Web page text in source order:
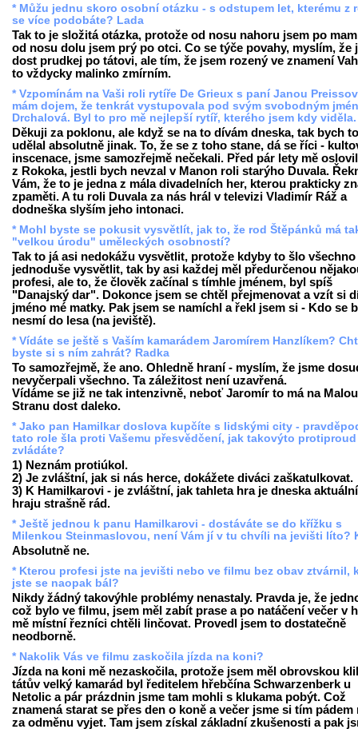
* Můžu jednu skoro osobní otázku - s odstupem let, kterému z
se více podobáte? Lada
Tak to je složitá otázka, protože od nosu nahoru jsem po
od nosu dolu jsem prý po otci. Co se týče povahy, myslím, že
dost prudkej po tátovi, ale tím, že jsem rozený ve znamení
to vždycky malinko zmírním.
* Vzpomínám na Vaši roli rytíře De Grieux s paní Janou
mám dojem, že tenkrát vystupovala pod svým svobodným
Drchalová. Byl to pro mě nejlepší rytíř, kterého jsem kdy viděla.
Děkuji za poklonu, ale když se na to dívám dneska, tak bych to
udělal absolutně jinak. To, že se z toho stane, dá se říci -
inscenace, jsme samozřejmě nečekali. Před pár lety mě
z Rokoka, jestli bych nevzal v Manon roli starýho Duvala.
Vám, že to je jedna z mála divadelních her, kterou prakticky
zpaměti. A tu roli Duvala za nás hrál v televizi Vladimír Ráž a
dodneška slyším jeho intonaci.
* Mohl byste se pokusit vysvětlít, jak to, že rod Štěpánků má
"velkou úrodu" uměleckých osobností?
Tak to já asi nedokážu vysvětlit, protože kdyby to šlo všechno
jednoduše vysvětlit, tak by asi každej měl předurčenou
profesi, ale to, že člověk začínal s tímhle jménem, byl spíš
"Danajský dar". Dokonce jsem se chtěl přejmenovat a vzít si
jméno mé matky. Pak jsem se namíchl a řekl jsem si - Kdo se
nesmí do lesa (na jeviště).
* Vídáte se ještě s Vaším kamarádem Jaromírem Hanzlíkem?
byste si s ním zahrát? Radka
To samozřejmě, že ano. Ohledně hraní - myslím, že jsme
nevyčerpali všechno. Ta záležitost není uzavřená.
Vídáme se již ne tak intenzivně, neboť Jaromír to má na Malou
Stranu dost daleko.
* Jako pan Hamilkar doslova kupčíte s lidskými city -
tato role šla proti Vašemu přesvědčení, jak takovýto protiproud
zvládáte?
1) Neznám protiúkol.
2) Je zvláštní, jak si nás herce, dokážete diváci zaškatulkovat.
3) K Hamilkarovi - je zvláštní, jak tahleta hra je dneska
hraju strašně rád.
* Ještě jednou k panu Hamilkarovi - dostáváte se do křížku s
Milenkou Steinmaslovou, není Vám jí v tu chvíli na jevišti líto?
Absolutně ne.
* Kterou profesi jste na jevišti nebo ve filmu bez obav ztvárnil,
jste se naopak bál?
Nikdy žádný takovýhle problémy nenastaly. Pravda je, že
což bylo ve filmu, jsem měl zabít prase a po natáčení večer v
mě místní řezníci chtěli linčovat. Provedl jsem to dostatečně
neodborně.
* Nakolik Vás ve filmu zaskočila jízda na koni?
Jízda na koni mě nezaskočila, protože jsem měl obrovskou
tátův velký kamarád byl ředitelem hřebčína Schwarzenberk u
Netolic a pár prázdnin jsme tam mohli s klukama pobýt. Což
znamená starat se přes den o koně a večer jsme si tím pádem
za odměnu vyjet. Tam jsem získal základní zkušenosti a pak